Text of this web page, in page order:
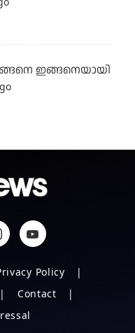
ഇങ്ങനെയായി
Policy
Contact